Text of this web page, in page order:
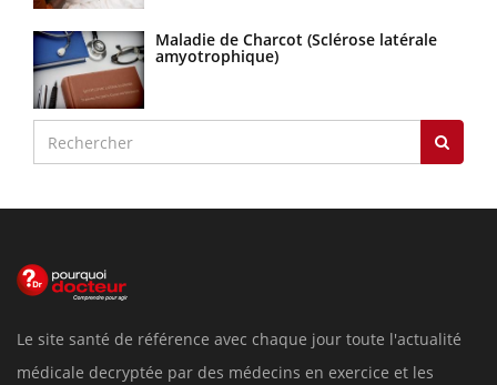
Maladie de Charcot (Sclérose latérale
amyotrophique)
Le site santé de référence avec chaque jour toute l'actualité
médicale decryptée par des médecins en exercice et les